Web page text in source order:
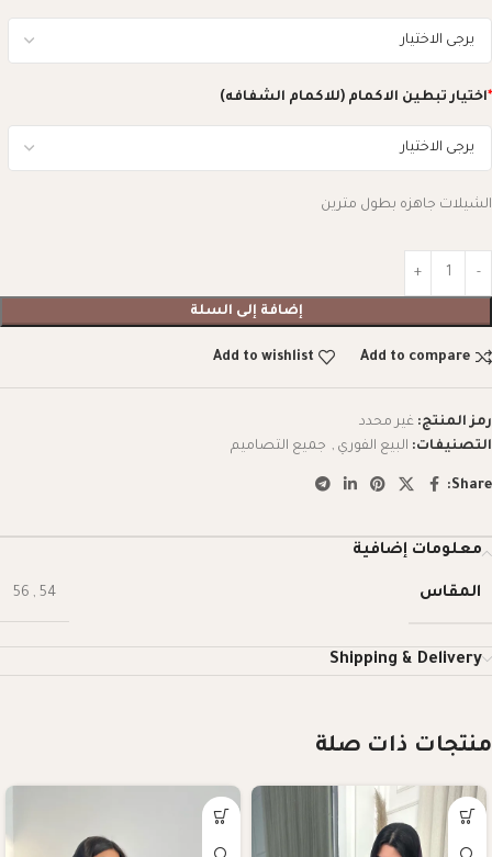
*اختيار تبطين الاكمام (للاكمام الشفافه)
الشيلات جاهزه بطول مترين
إضافة إلى السلة
Add to compare
Add to wishlist
رمز المنتج: غير محدد
التصنيفات: البيع الفوري , جميع التصاميم
Share:
معلومات إضافية
المقاس 54
,
56
Shipping & Delivery
منتجات ذات صلة